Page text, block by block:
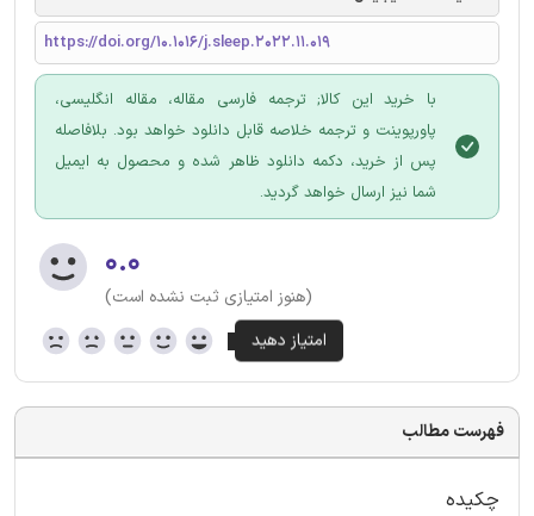
https://doi.org/10.1016/j.sleep.2022.11.019
با خرید این کالا; ترجمه فارسی مقاله، مقاله انگلیسی،
پاورپوینت و ترجمه خلاصه قابل دانلود خواهد بود. بلافاصله
پس از خرید، دکمه دانلود ظاهر شده و محصول به ایمیل
شما نیز ارسال خواهد گردید.
۰.۰
(هنوز امتیازی ثبت نشده است)
فهرست مطالب
چکیده